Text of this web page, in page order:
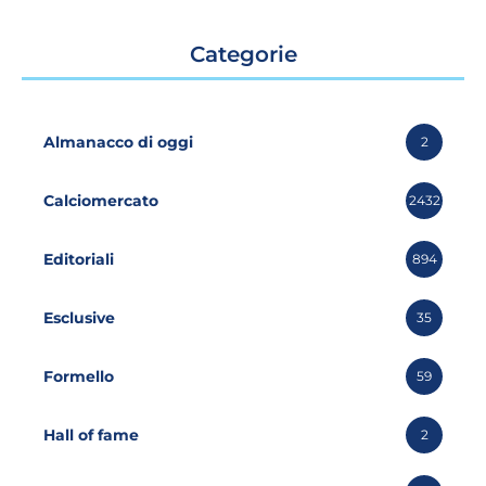
Categorie
Almanacco di oggi 2
Calciomercato 2432
Editoriali 894
Esclusive 35
Formello 59
Hall of fame 2